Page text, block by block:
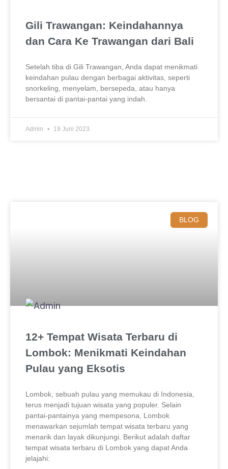
Gili Trawangan: Keindahannya
dan Cara Ke Trawangan dari Bali
Setelah tiba di Gili Trawangan, Anda dapat menikmati
keindahan pulau dengan berbagai aktivitas, seperti
snorkeling, menyelam, bersepeda, atau hanya
bersantai di pantai-pantai yang indah.
Admin 19 Juni 2023
BLOG
12+ Tempat Wisata Terbaru di
Lombok: Menikmati Keindahan
Pulau yang Eksotis
Lombok, sebuah pulau yang memukau di Indonesia,
terus menjadi tujuan wisata yang populer. Selain
pantai-pantainya yang mempesona, Lombok
menawarkan sejumlah tempat wisata terbaru yang
menarik dan layak dikunjungi. Berikut adalah daftar
tempat wisata terbaru di Lombok yang dapat Anda
jelajahi: